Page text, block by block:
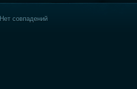
Нет совпадений